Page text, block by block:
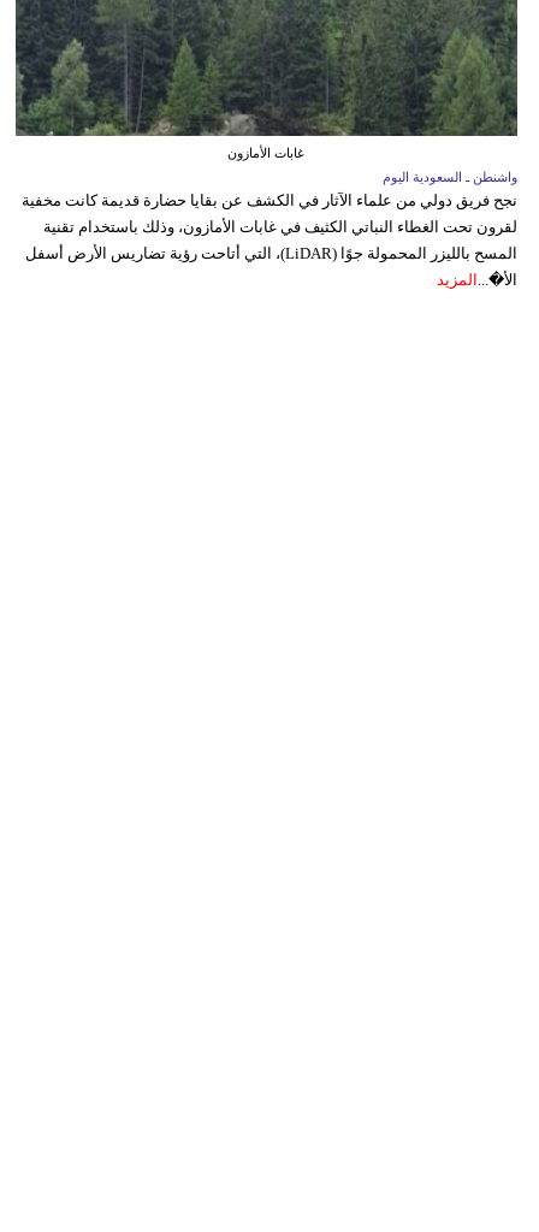
غابات الأمازون
واشنطن ـ السعودية اليوم
نجح فريق دولي من علماء الآثار في الكشف عن بقايا حضارة قديمة كانت مخفية
لقرون تحت الغطاء النباتي الكثيف في غابات الأمازون، وذلك باستخدام تقنية
المسح بالليزر المحمولة جوًا (LiDAR)، التي أتاحت رؤية تضاريس الأرض أسفل
الأ�... المزيد